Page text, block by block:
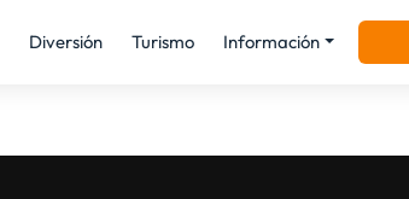
Diversión Turismo Información